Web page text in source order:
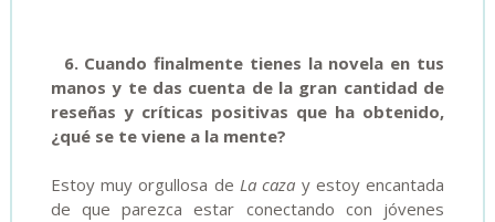
6. Cuando finalmente tienes la novela en tus
manos y te das cuenta de la gran cantidad de
reseñas y críticas positivas que ha obtenido,
¿qué se te viene a la mente?
Estoy muy orgullosa de La caza y estoy encantada
de que parezca estar conectando con jóvenes